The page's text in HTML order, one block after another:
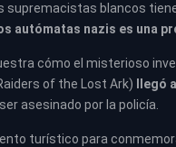
supremacistas blancos
autómatas nazis es una
cómo el misterioso
of the Lost Ark)
llegó
asesinado por la policía.
turístico para